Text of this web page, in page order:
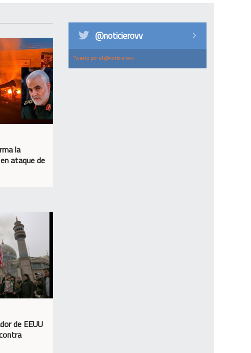
la
ataque de
de EEUU
@noticierovv
Tweets por el @noticierovv.